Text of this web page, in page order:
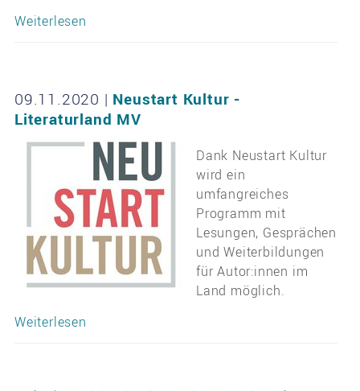
Weiterlesen
09.11.2020 | Neustart Kultur -
Literaturland MV
Dank Neustart Kultur
wird ein
umfangreiches
Programm mit
Lesungen, Gesprächen
und Weiterbildungen
für Autor:innen im
Land möglich.
Weiterlesen